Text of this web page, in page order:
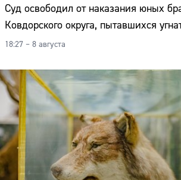
Суд освободил от наказания юных
Ковдорского округа, пытавшихся
18:27 – 8 августа